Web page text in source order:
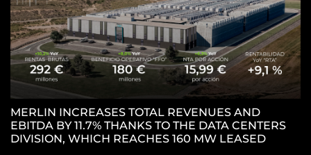
MERLIN INCREASES TOTAL REVENUES AND
EBITDA BY 11.7% THANKS TO THE DATA CENTERS
DIVISION, WHICH REACHES 160 MW LEASED